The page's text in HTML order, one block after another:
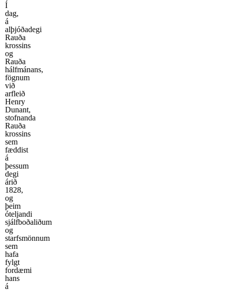
Í
dag,
á
alþjóðadegi
Rauða
krossins
og
Rauða
hálfmánans,
fögnum
við
arfleið
Henry
Dunant,
stofnanda
Rauða
krossins
sem
fæddist
á
þessum
degi
árið
1828,
og
þeim
óteljandi
sjálfboðaliðum
og
starfsmönnum
sem
hafa
fylgt
fordæmi
hans
á